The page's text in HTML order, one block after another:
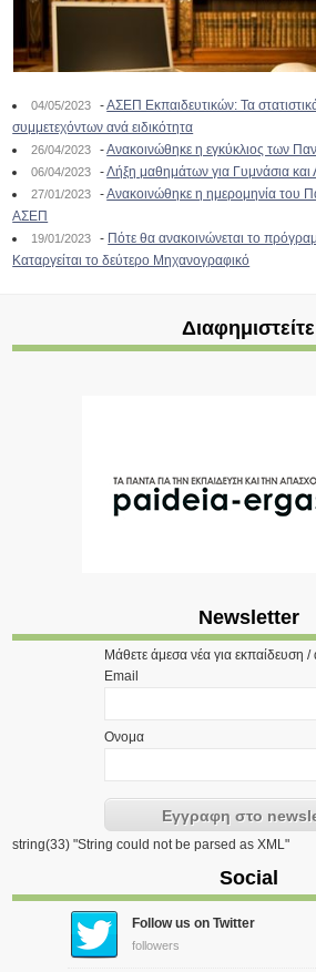
04/05/2023 -ΑΣΕΠ Εκπαιδευτικών: Τα
συμμετεχόντων ανά ειδικότητα
26/04/2023 -Ανακοινώθηκε η εγκύκλιος των
06/04/2023 -Λήξη μαθημάτων για Γυμνάσια
27/01/2023 -Ανακοινώθηκε η ημερομηνία του
ΑΣΕΠ
19/01/2023 - Πότε θα ανακοινώνεται το
Καταργείται το δεύτερο Μηχανογραφικό
Διαφημιστείτε
Newsletter
Μάθετε άμεσα νέα για εκπαίδευση
Email
Ονομα
string(33) "String could not be parsed as XML"
Social
Follow us on Twitter
followers